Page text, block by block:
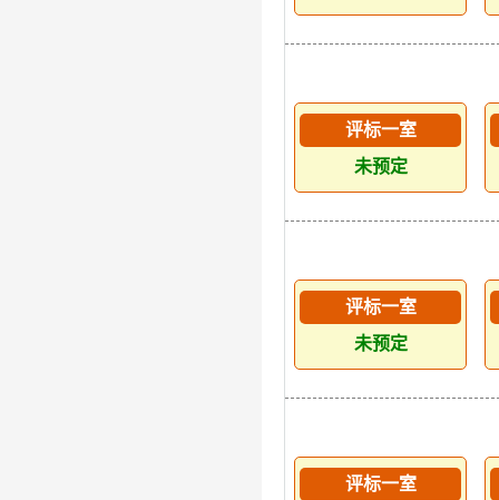
评标一室
未预定
评标一室
未预定
评标一室